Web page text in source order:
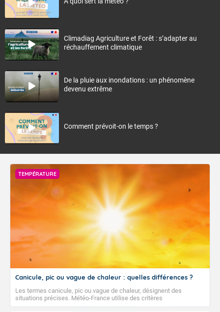
Climadiag Agriculture et Forêt : s’adapter au
réchauffement climatique
De la pluie aux inondations : un phénomène
devenu extrême
Comment prévoit-on le temps ?
TEMPÉRATURE
Canicule, pic ou vague de chaleur : quelles différences ?
Les termes canicule, pic ou vague de chaleur, désignent des
situations précises. Météo-France utilise des critères
climatologiques pour évaluer et qualifier les épisodes de chaleur qui